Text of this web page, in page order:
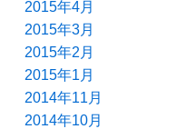
2015年4月
2015年3月
2015年2月
2015年1月
2014年11月
2014年10月